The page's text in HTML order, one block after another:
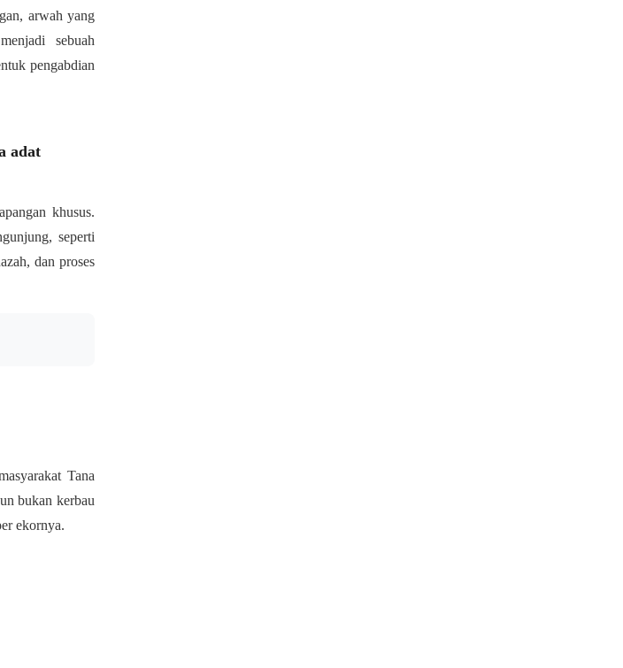
arwah yang
sebuah
pengabdian
adat
khusus.
seperti
dan proses
Tana
bukan kerbau
ekornya.